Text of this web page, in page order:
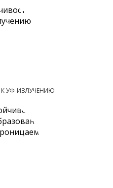
УФ-ИЗЛУЧЕНИЮ